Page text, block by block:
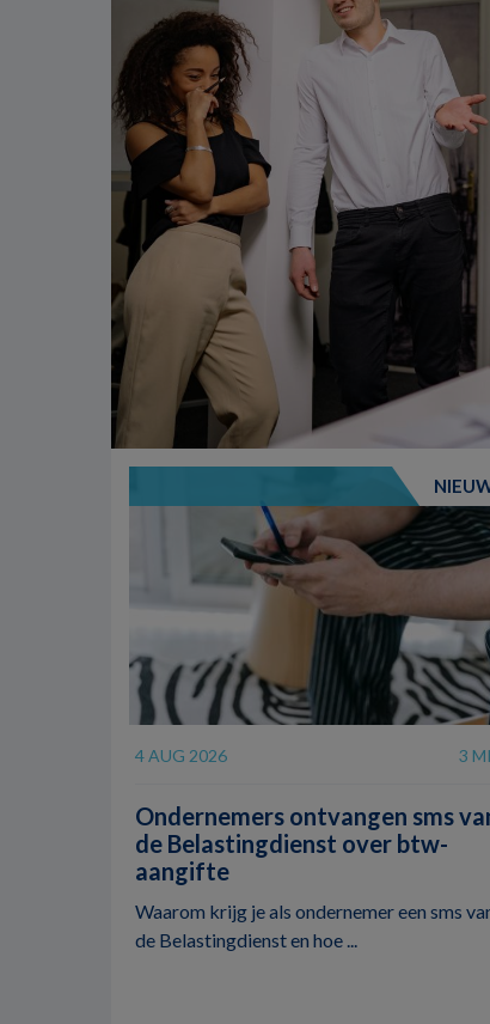
4 AUG 2026 3
Ondernemers ontvangen sms
de Belastingdienst over btw-
aangifte
Waarom krijg je als ondernemer een sms
de Belastingdienst en hoe ...